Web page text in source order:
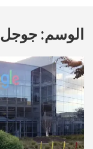
الوسم: جوجل